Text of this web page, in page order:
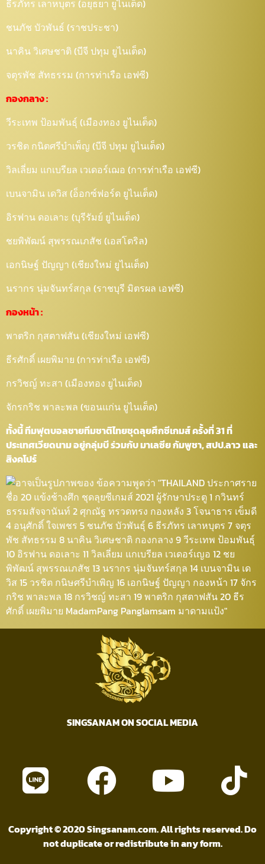
ธีรภัทร เลาหบุตร (อยุธยา ยูไนเต็ด)
ชนภัช บัวพันธ์ (ราชประชา)
นาคิน วิเศษชาติ (บีจี ปทุม ยูไนเต็ด)
จตุรพัช สัทธรรม (การท่าเรือ เอฟซี)
กองกลาง :
วีระเทพ ป้อมพันธุ์ (เมืองทอง ยูไนเต็ด)
วรชิต กนิตศรีบำเพ็ญ (บีจี ปทุม ยูไนเต็ด)
วิลเลี่ยม แกเบรียล เวเดอร์เฌอ (การท่าเรือ เอฟซี)
เบนจามิน เดวิส (อ็อกซ์ฟอร์ด ยูไนเต็ด)
อิรฟาน ดอเลาะ (บุรีรัมย์ ยูไนเต็ด)
ชยพิพัฒน์ สุพรรณเภสัช (เอสโตริล)
เอกนิษฐ์ ปัญญา (เชียงใหม่ ยูไนเต็ด)
นรากร นุ่มจันทร์สกุล (ราชบุรี มิตรผล เอฟซี)
กองหน้า :
พาตริก กุสตาฟสัน (เชียงใหม่ เอฟซี)
ธีรศักดิ์ เผยพิมาย (การท่าเรือ เอฟซี)
กรวิชญ์ ทะสา (เมืองทอง ยูไนเต็ด)
จักรกริช พาละพล (ขอนแก่น ยูไนเต็ด)
ทั้งนี้ ทีมฟุตบอลชายทีมชาติไทยชุดลุยศึกซีเกมส์ ครั้งที่ 31 ที่
ประเทศเวียดนาม อยู่กลุ่มบี ร่วมกับ มาเลซีย กัมพูชา, สปป.ลาว และ
สิงคโปร์
SINGSANAM ON SOCIAL MEDIA
Copyright © 2020 Singsanam.com. All rights reserved. Do
not duplicate or redistribute in any form.